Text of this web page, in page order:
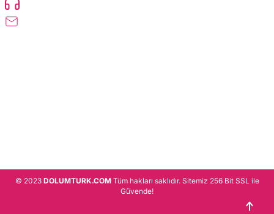
© 2023 DOLUMTURK.COMTüm hakları saklıdır. Sitemiz 256 Bit SSL ile
Güvende!